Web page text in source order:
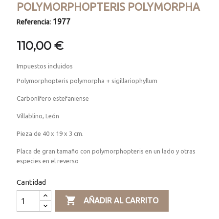
POLYMORPHOPTERIS POLYMORPHA
Referencia: 1977
110,00 €
Impuestos incluidos
Polymorphopteris polymorpha + sigillariophyllum
Carbonífero estefaniense
Villablino, León
Pieza de 40 x 19 x 3 cm.
Placa de gran tamaño con polymorphopteris en un lado y otras
especies en el reverso
Cantidad
 AÑADIR AL CARRITO